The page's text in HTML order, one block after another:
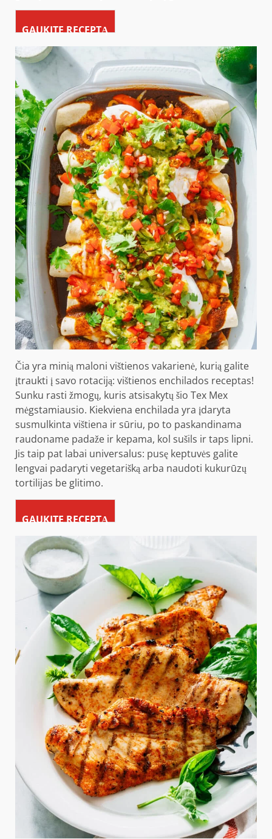
GAUKITE RECEPTĄ
Čia yra minią maloni vištienos vakarienė, kurią galite
įtraukti į savo rotaciją: vištienos enchilados receptas!
Sunku rasti žmogų, kuris atsisakytų šio Tex Mex
mėgstamiausio. Kiekviena enchilada yra įdaryta
susmulkinta vištiena ir sūriu, po to paskandinama
raudoname padaže ir kepama, kol sušils ir taps lipni.
Jis taip pat labai universalus: pusę keptuvės galite
lengvai padaryti vegetarišką arba naudoti kukurūzų
tortilijas be glitimo.
GAUKITE RECEPTĄ